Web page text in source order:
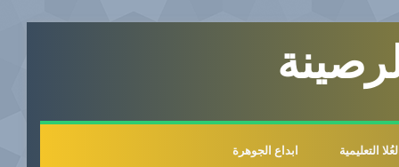
التعليمية ابداع الجوهرة